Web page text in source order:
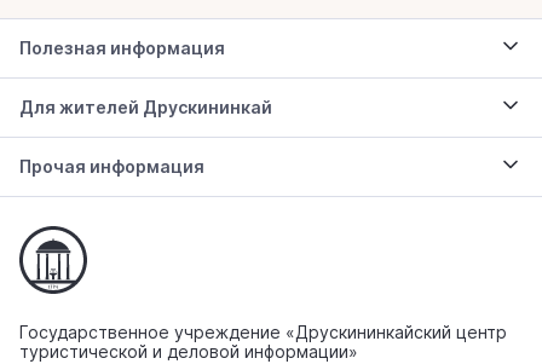
Полезная информация
Для жителей Друскининкай
Прочая информация
Государственное учреждение «Друскининкайский центр
туристической и деловой информации»